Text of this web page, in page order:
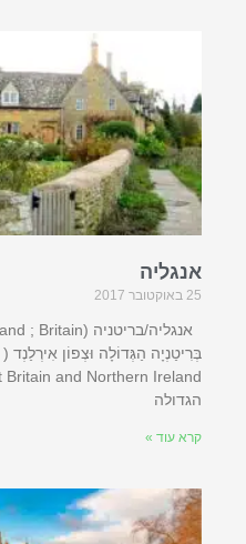
אנגליה
25 באוקטובר 2017
הגדולה
קרא עוד »